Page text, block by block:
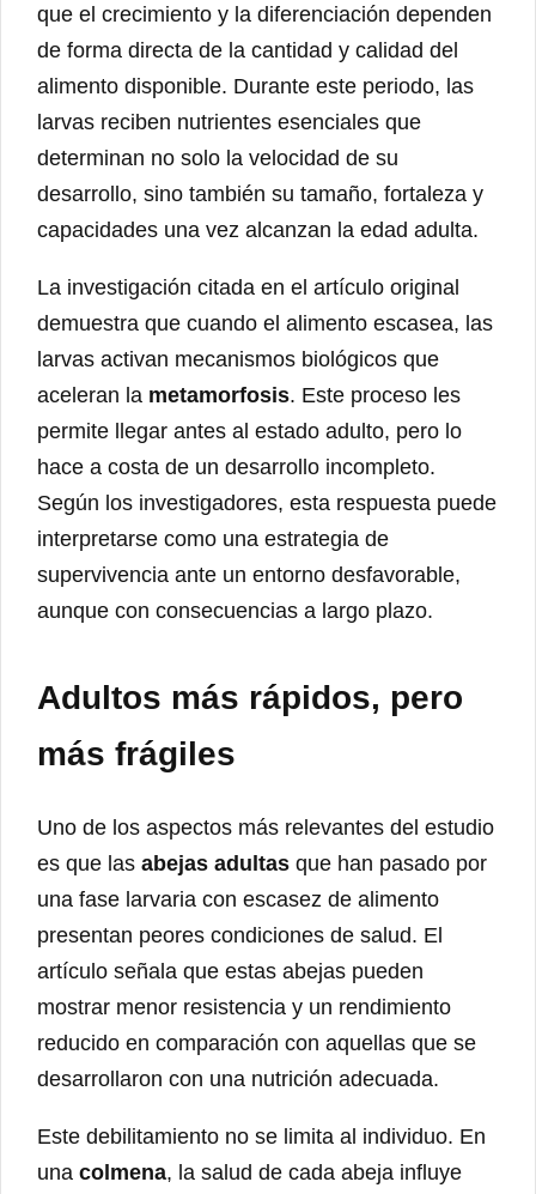
que el crecimiento y la diferenciación dependen
de forma directa de la cantidad y calidad del
alimento disponible. Durante este periodo, las
larvas reciben nutrientes esenciales que
determinan no solo la velocidad de su
desarrollo, sino también su tamaño, fortaleza y
capacidades una vez alcanzan la edad adulta.
La investigación citada en el artículo original
demuestra que cuando el alimento escasea, las
larvas activan mecanismos biológicos que
aceleran la metamorfosis. Este proceso les
permite llegar antes al estado adulto, pero lo
hace a costa de un desarrollo incompleto.
Según los investigadores, esta respuesta puede
interpretarse como una estrategia de
supervivencia ante un entorno desfavorable,
aunque con consecuencias a largo plazo.
Adultos más rápidos, pero
más frágiles
Uno de los aspectos más relevantes del estudio
es que las abejas adultas que han pasado por
una fase larvaria con escasez de alimento
presentan peores condiciones de salud. El
artículo señala que estas abejas pueden
mostrar menor resistencia y un rendimiento
reducido en comparación con aquellas que se
desarrollaron con una nutrición adecuada.
Este debilitamiento no se limita al individuo. En
una colmena, la salud de cada abeja influye